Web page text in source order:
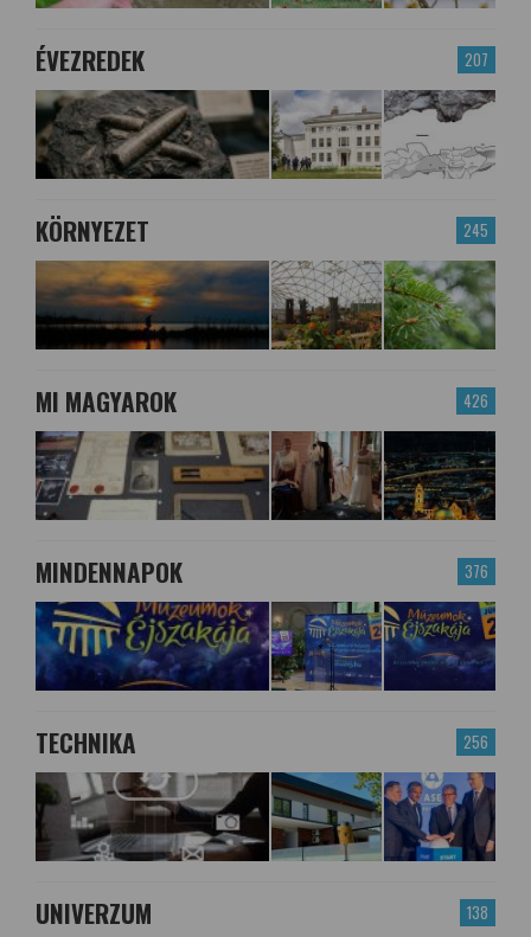
207
ÉVEZREDEK
245
KÖRNYEZET
426
MI MAGYAROK
376
MINDENNAPOK
256
TECHNIKA
138
UNIVERZUM